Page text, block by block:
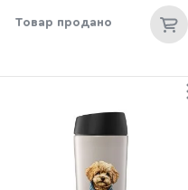
Товар продано